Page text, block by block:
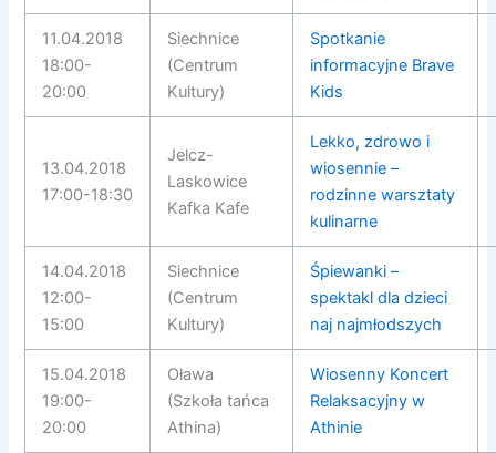
11.04.2018
18:00-
20:00
Siechnice
(Centrum
Kultury)
Spotkanie
informacyjne Brave
Kids
13.04.2018
17:00-18:30
Jelcz-
Laskowice
Kafka Kafe
Lekko, zdrowo i
wiosennie –
rodzinne warsztaty
kulinarne
14.04.2018
12:00-
15:00
Siechnice
(Centrum
Kultury)
Śpiewanki –
spektakl dla dzieci
naj najmłodszych
15.04.2018
19:00-
20:00
Oława
(Szkoła tańca
Athina)
Wiosenny Koncert
Relaksacyjny w
Athinie